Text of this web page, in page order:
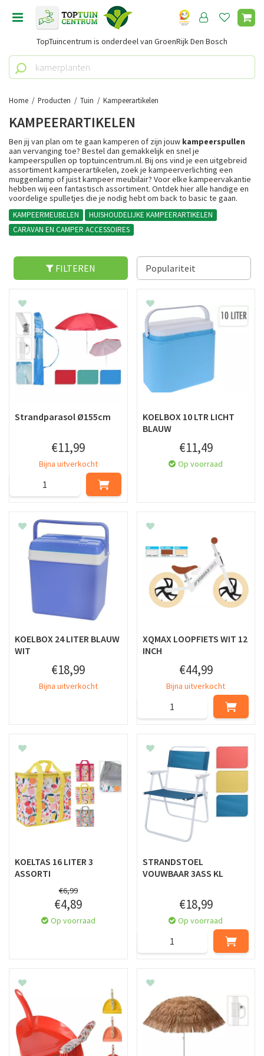
Home Producten Tuin Kampeerartikelen
TopTuincentrum is onderdeel van GroenRijk Den Bosch
KAMPEERARTIKELEN
Ben jij van plan om te gaan kamperen of zijn jouw kampeerspullen
aan vervanging toe? Bestel dan gemakkelijk en snel je
kampeerspullen op toptuincentrum.nl. Bij ons vind je een uitgebreid
assortiment kampeerartikelen, zoek je kampeerverlichting een
muggenlamp of juist kampeer meubilair? Voor elke kampeervakantie
hebben wij een fantastisch assortiment. Ontdek hier alle handige en
voordelige spulletjes die je nodig hebt om back to basic te gaan.
KAMPEERMEUBELEN
HUISHOUDELIJKE KAMPEERARTIKELEN
CARAVAN EN CAMPER ACCESSOIRES
FILTEREN
Strandparasol Ø155cm
€11,99
Bijna uitverkocht
KOELBOX 10 LTR LICHT
BLAUW
€11,49
Op voorraad
KOELBOX 24 LITER BLAUW
WIT
€18,99
Bijna uitverkocht
XQMAX LOOPFIETS WIT 12
INCH
€44,99
Bijna uitverkocht
KOELTAS 16 LITER 3
ASSORTI
€6,99
€4,89
Op voorraad
STRANDSTOEL
VOUWBAAR 3ASS KL
€18,99
Op voorraad